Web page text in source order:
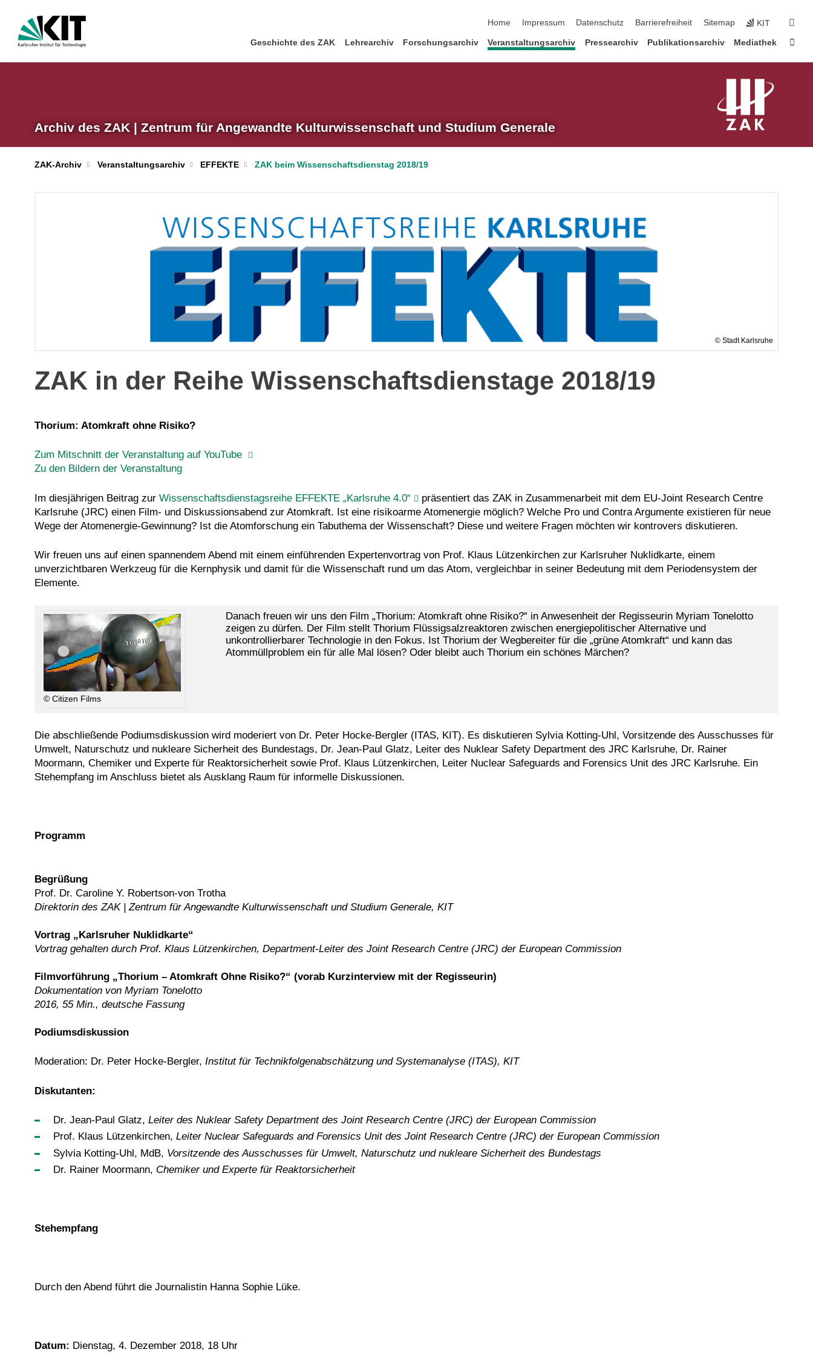
Home
Impressum Datenschutz Barrierefreiheit Sitemap KIT
Geschichte des ZAK Lehrearchiv Forschungsarchiv Veranstaltungsarchiv Pressearchiv Publikationsarchiv Mediathek
Archiv des ZAK | Zentrum für Angewandte Kulturwissenschaft und Studium Generale
ZAK-Archiv Veranstaltungsarchiv EFFEKTE ZAK beim Wissenschaftsdienstag 2018/19
© Stadt Karlsruhe
ZAK in der Reihe Wissenschaftsdienstage 2018/19
Thorium: Atomkraft ohne Risiko?
Zum Mitschnitt der Veranstaltung auf YouTube
Zu den Bildern der Veranstaltung
Im diesjährigen Beitrag zur Wissenschaftsdienstagsreihe EFFEKTE „Karlsruhe 4.0“
präsentiert das ZAK in Zusammenarbeit mit dem EU-Joint Research Centre
Karlsruhe (JRC) einen Film- und Diskussionsabend zur Atomkraft. Ist eine risikoarme Atomenergie möglich? Welche Pro und Contra Argumente existieren für neue
Wege der Atomenergie-Gewinnung? Ist die Atomforschung ein Tabuthema der Wissenschaft? Diese und weitere Fragen möchten wir kontrovers diskutieren.
Wir freuen uns auf einen spannendem Abend mit einem einführenden Expertenvortrag von Prof. Klaus Lützenkirchen zur Karlsruher Nuklidkarte, einem
unverzichtbaren Werkzeug für die Kernphysik und damit für die Wissenschaft rund um das Atom, vergleichbar in seiner Bedeutung mit dem Periodensystem der
Elemente.
© Citizen Films
Danach freuen wir uns den Film „Thorium: Atomkraft ohne Risiko?“ in Anwesenheit der Regisseurin Myriam Tonelotto
zeigen zu dürfen. Der Film stellt Thorium Flüssigsalzreaktoren zwischen energiepolitischer Alternative und
unkontrollierbarer Technologie in den Fokus. Ist Thorium der Wegbereiter für die „grüne Atomkraft“ und kann das
Atommüllproblem ein für alle Mal lösen? Oder bleibt auch Thorium ein schönes Märchen?
Die abschließende Podiumsdiskussion wird moderiert von Dr. Peter Hocke-Bergler (ITAS, KIT). Es diskutieren Sylvia Kotting-Uhl, Vorsitzende des Ausschusses für
Umwelt, Naturschutz und nukleare Sicherheit des Bundestags, Dr. Jean-Paul Glatz, Leiter des Nuklear Safety Department des JRC Karlsruhe, Dr. Rainer
Moormann, Chemiker und Experte für Reaktorsicherheit sowie Prof. Klaus Lützenkirchen, Leiter Nuclear Safeguards and Forensics Unit des JRC Karlsruhe. Ein
Stehempfang im Anschluss bietet als Ausklang Raum für informelle Diskussionen.
Programm
Begrüßung
Prof. Dr. Caroline Y. Robertson-von Trotha
Direktorin des ZAK | Zentrum für Angewandte Kulturwissenschaft und Studium Generale, KIT
Vortrag „Karlsruher Nuklidkarte“
Vortrag gehalten durch Prof. Klaus Lützenkirchen, Department-Leiter des Joint Research Centre (JRC) der European Commission
Filmvorführung „Thorium – Atomkraft Ohne Risiko?“ (vorab Kurzinterview mit der Regisseurin)
Dokumentation von Myriam Tonelotto
2016, 55 Min., deutsche Fassung
Podiumsdiskussion
Moderation: Dr. Peter Hocke-Bergler, Institut für Technikfolgenabschätzung und Systemanalyse (ITAS), KIT
Diskutanten:
Dr. Jean-Paul Glatz, Leiter des Nuklear Safety Department des Joint Research Centre (JRC) der European Commission
Prof. Klaus Lützenkirchen, Leiter Nuclear Safeguards and Forensics Unit des Joint Research Centre (JRC) der European Commission
Sylvia Kotting-Uhl, MdB, Vorsitzende des Ausschusses für Umwelt, Naturschutz und nukleare Sicherheit des Bundestags
Dr. Rainer Moormann, Chemiker und Experte für Reaktorsicherheit
Stehempfang
Durch den Abend führt die Journalistin Hanna Sophie Lüke.
Datum: Dienstag, 4. Dezember 2018, 18 Uhr